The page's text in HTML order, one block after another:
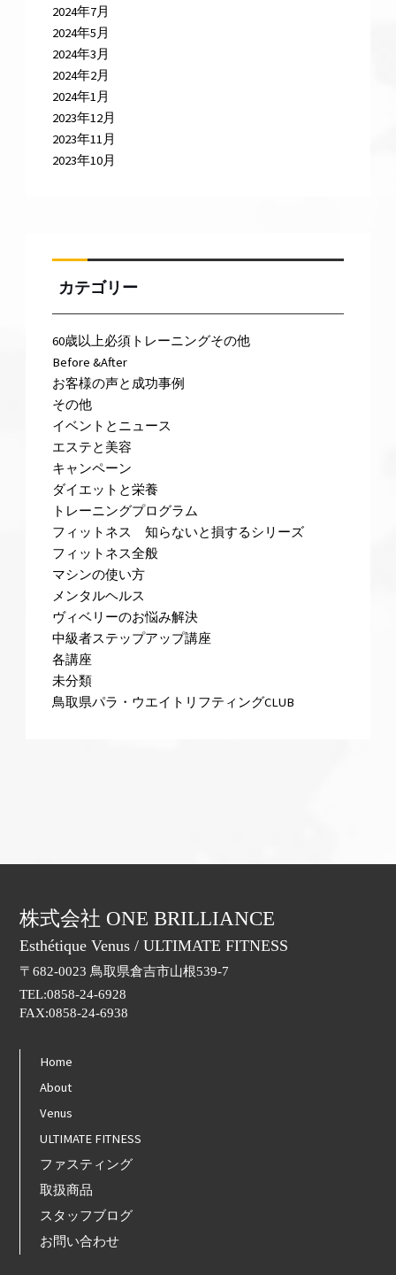
2024年7月
2024年5月
2024年3月
2024年2月
2024年1月
2023年12月
2023年11月
2023年10月
カテゴリー
60歳以上必須トレーニングその他
Before &After
お客様の声と成功事例
その他
イベントとニュース
エステと美容
キャンペーン
ダイエットと栄養
トレーニングプログラム
フィットネス 知らないと損するシリーズ
フィットネス全般
マシンの使い方
メンタルヘルス
ヴィベリーのお悩み解決
中級者ステップアップ講座
各講座
未分類
鳥取県パラ・ウエイトリフティングCLUB
株式会社 ONE BRILLIANCE
Esthétique Venus / ULTIMATE FITNESS
〒682-0023 鳥取県倉吉市山根539-7
TEL:0858-24-6928
FAX:0858-24-6938
Home
About
Venus
ULTIMATE FITNESS
ファスティング
取扱商品
スタッフブログ
お問い合わせ